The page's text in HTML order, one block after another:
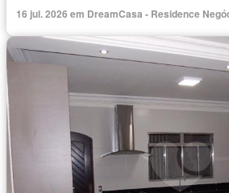
16 jul. 2026 em DreamCasa - Residence